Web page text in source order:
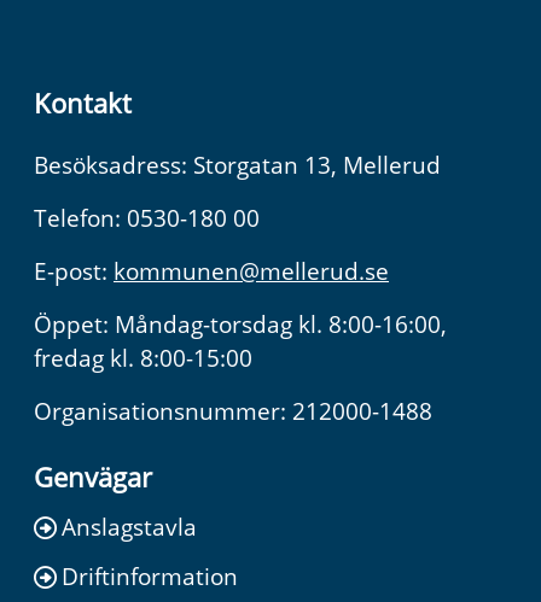
Kontakt
Besöksadress: Storgatan 13, Mellerud
Telefon: 0530-180 00
E-post: kommunen@mellerud.se
Öppet: Måndag-torsdag kl. 8:00-16:00,
fredag kl. 8:00-15:00
Organisationsnummer: 212000-1488
Genvägar
Anslagstavla
Driftinformation